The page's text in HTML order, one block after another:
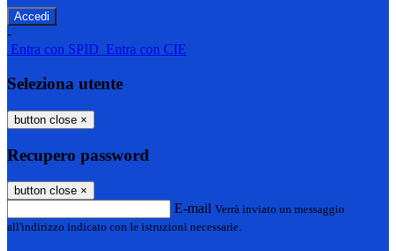
-
Entra con SPID Entra con CIE
Seleziona utente
button close ×
Recupero password
button close ×
E-mail Verrà inviato un messaggio
all'indirizzo indicato con le istruzioni necessarie.